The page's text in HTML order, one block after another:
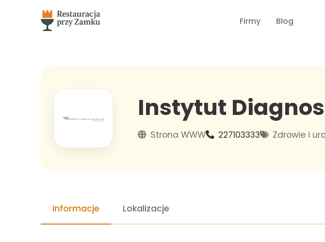
Firmy Blog
Instytut
Strona WWW 227103333 Zdrowie i
Informacje Lokalizacje